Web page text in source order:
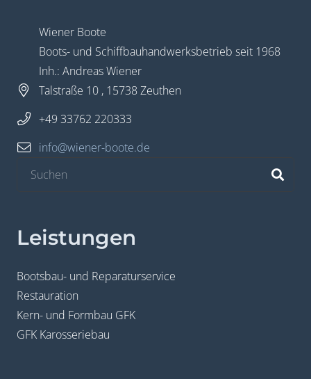
Wiener Boote
Boots- und Schiffbauhandwerksbetrieb seit 1968
Inh.: Andreas Wiener
Talstraße 10 , 15738 Zeuthen
+49 33762 220333
info@wiener-boote.de
Leistungen
Bootsbau- und Reparaturservice
Restauration
Kern- und Formbau GFK
GFK Karosseriebau